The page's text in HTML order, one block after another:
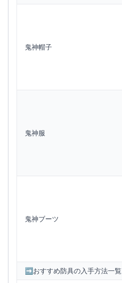
鬼神帽子
鬼神服
鬼神ブーツ
➡︎おすすめ防具の入手方法一覧